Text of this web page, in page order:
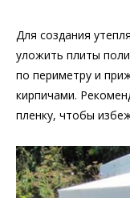
Для создания
уложить плиты
по периметру и
кирпичами.
пленку, чтобы